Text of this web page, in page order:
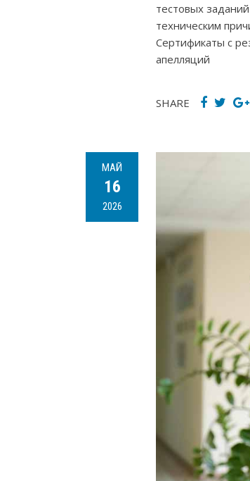
тестовых
техническим
Сертификаты с
апелляций
SHARE
МАЙ
16
2026